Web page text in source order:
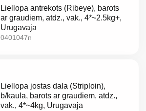
Liellopa antrekots (Ribeye), barots
ar graudiem, atdz., vak., 4*~2.5kg+,
Urugavaja
0401047n
Liellopa jostas dala (Striploin),
b/kaula, barots ar graudiem, atdz.,
vak., 4*~4kg, Urugavaja